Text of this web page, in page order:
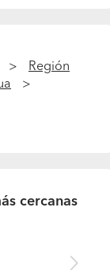
Región
cercanas